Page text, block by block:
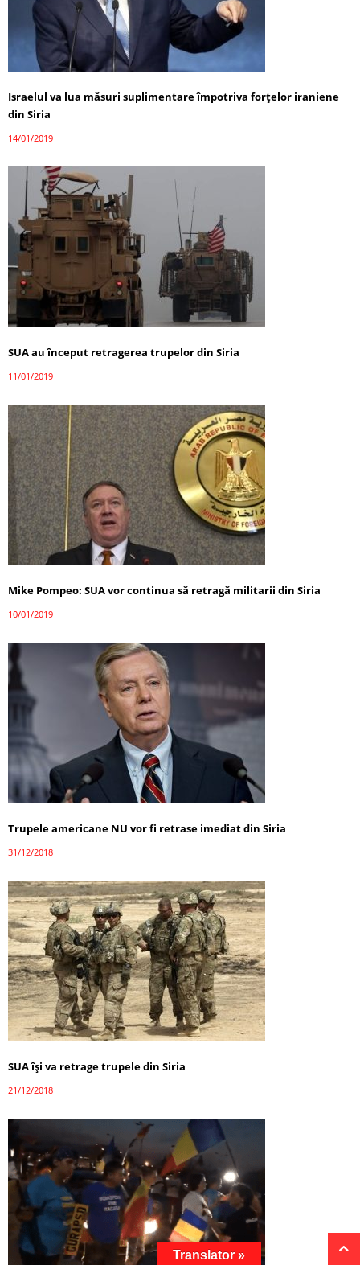
Israelul va lua măsuri suplimentare împotriva forţelor iraniene
din Siria
14/01/2019
SUA au început retragerea trupelor din Siria
11/01/2019
Mike Pompeo: SUA vor continua să retragă militarii din Siria
10/01/2019
Trupele americane NU vor fi retrase imediat din Siria
31/12/2018
SUA își va retrage trupele din Siria
21/12/2018
Translator »